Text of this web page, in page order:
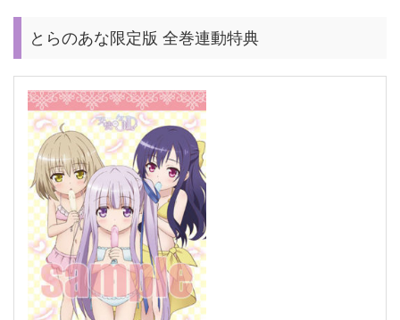
とらのあな限定版 全巻連動特典